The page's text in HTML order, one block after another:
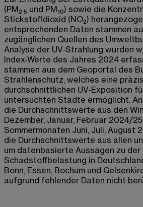
(PM₂.₅ und PM₁₀) sowie die
Stickstoffdioxid (NO₂)
entsprechenden Daten stammen
zugänglichen Quellen des
Analyse der UV-Strahlung wurden
Index-Werte des Jahres 2024
stammen aus dem Geoportal des
Strahlenschutz, welches eine
durchschnittlichen UV-Exposition
untersuchten Städte ermöglicht.
die Durchschnittswerte aus den
Dezember, Januar, Februar 2024/
Sommermonaten Juni, Juli, August
die Durchschnittswerte aus allen
um datenbasierte Aussagen zu der
Schadstoffbelastung in
Bonn, Essen, Bochum und
aufgrund fehlender Daten nicht